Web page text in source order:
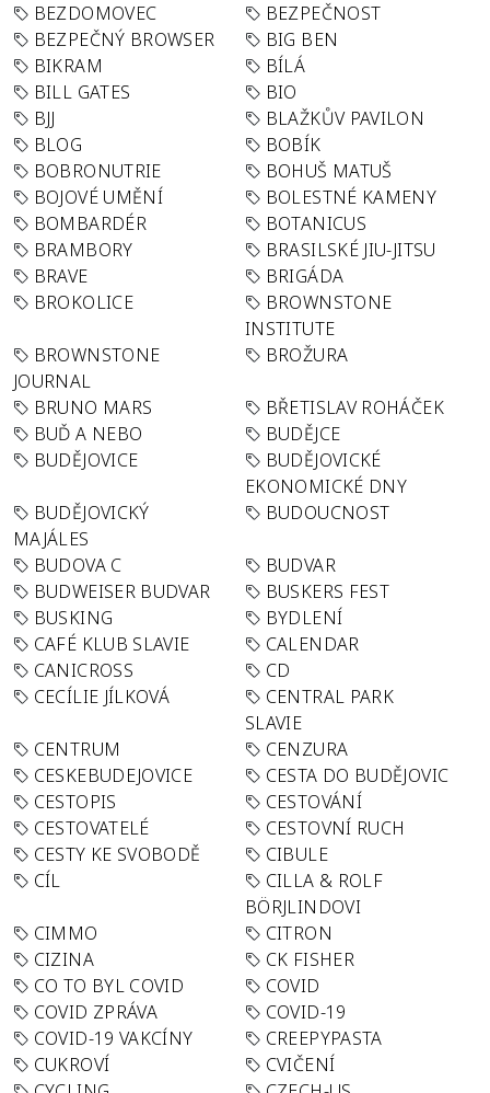
BEZDOMOVEC
BEZPEČNOST
BEZPEČNÝ BROWSER
BIG BEN
BIKRAM
BÍLÁ
BILL GATES
BIO
BJJ
BLAŽKŮV PAVILON
BLOG
BOBÍK
BOBRONUTRIE
BOHUŠ MATUŠ
BOJOVÉ UMĚNÍ
BOLESTNÉ KAMENY
BOMBARDÉR
BOTANICUS
BRAMBORY
BRASILSKÉ JIU-JITSU
BRAVE
BRIGÁDA
BROKOLICE
BROWNSTONE
INSTITUTE
BROWNSTONE
JOURNAL
BROŽURA
BRUNO MARS
BŘETISLAV ROHÁČEK
BUĎ A NEBO
BUDĚJCE
BUDĚJOVICE
BUDĚJOVICKÉ
EKONOMICKÉ DNY
BUDĚJOVICKÝ
MAJÁLES
BUDOUCNOST
BUDOVA C
BUDVAR
BUDWEISER BUDVAR
BUSKERS FEST
BUSKING
BYDLENÍ
CAFÉ KLUB SLAVIE
CALENDAR
CANICROSS
CD
CECÍLIE JÍLKOVÁ
CENTRAL PARK
SLAVIE
CENTRUM
CENZURA
CESKEBUDEJOVICE
CESTA DO BUDĚJOVIC
CESTOPIS
CESTOVÁNÍ
CESTOVATELÉ
CESTOVNÍ RUCH
CESTY KE SVOBODĚ
CIBULE
CÍL
CILLA & ROLF
BÖRJLINDOVI
CIMMO
CITRON
CIZINA
CK FISHER
CO TO BYL COVID
COVID
COVID ZPRÁVA
COVID-19
COVID-19 VAKCÍNY
CREEPYPASTA
CUKROVÍ
CVIČENÍ